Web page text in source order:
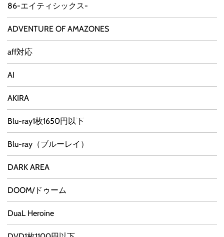
86-エイティシックス-
ADVENTURE OF AMAZONES
aff対応
AI
AKIRA
Blu-ray1枚1650円以下
Blu-ray（ブルーレイ）
DARK AREA
DOOM/ドゥーム
DuaL Heroine